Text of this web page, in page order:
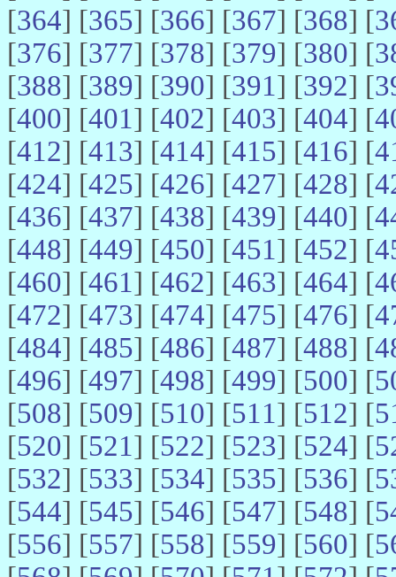
[364] [365] [366] [367] [368] [
[376] [377] [378] [379] [380] [
[388] [389] [390] [391] [392] [
[400] [401] [402] [403] [404] [
[412] [413] [414] [415] [416] [
[424] [425] [426] [427] [428] [
[436] [437] [438] [439] [440] [
[448] [449] [450] [451] [452] [
[460] [461] [462] [463] [464] [
[472] [473] [474] [475] [476] [
[484] [485] [486] [487] [488] [
[496] [497] [498] [499] [500] [
[508] [509] [510] [511] [512] [
[520] [521] [522] [523] [524] [
[532] [533] [534] [535] [536] [
[544] [545] [546] [547] [548] [
[556] [557] [558] [559] [560] [